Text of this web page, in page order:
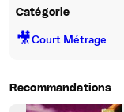
Catégorie
🎥Court Métrage
Recommandations